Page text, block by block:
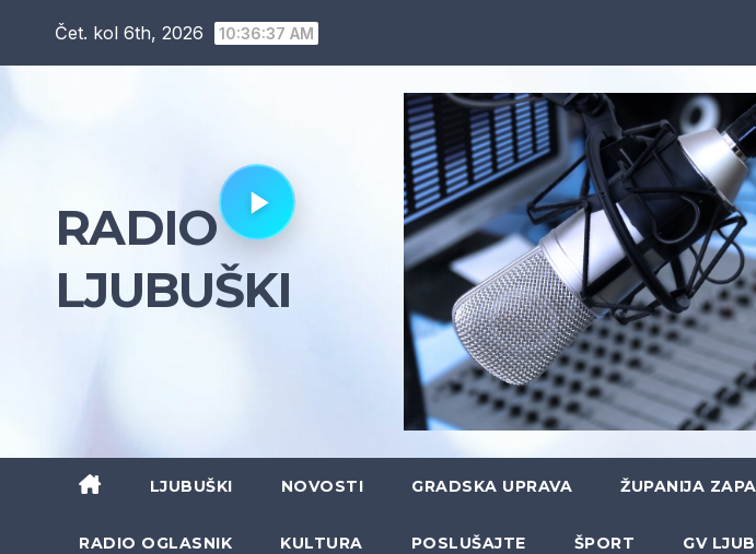
Čet. kol 6th, 2026 10:36:38 AM
RADIO
LJUBUŠKI
LJUBUŠKI NOVOSTI GRADSKA UPRAVA ŽUPANIJA
RADIO OGLASNIK KULTURA POSLUŠAJTE ŠPORT GV